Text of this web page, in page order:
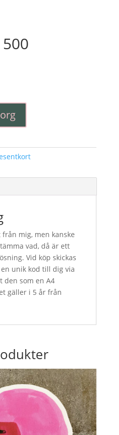
mig, men kanske
vad, då är ett
Vid köp skickas
unik kod till dig via
den som en A4
gäller i 5 år från